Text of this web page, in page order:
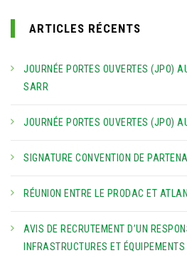
ARTICLES RÉCENTS
JOURNÉE PORTES OUVERTES (JPO)
SARR
JOURNÉE PORTES OUVERTES (JPO)
SIGNATURE CONVENTION DE
RÉUNION ENTRE LE PRODAC ET
AVIS DE RECRUTEMENT D’UN
INFRASTRUCTURES ET